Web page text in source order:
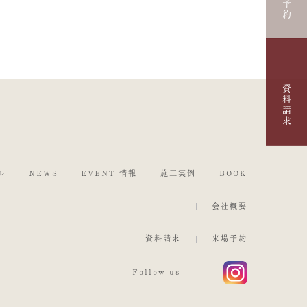
資料請求
NEWS EVENT 情報 施工実例 BOOK
会社概要
来場予約
資料請求
Follow us